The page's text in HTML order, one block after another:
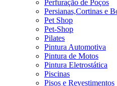
Perfuração de Poços
Persianas,Cortinas e
Pet Shop
Pet-Shop
Pilates
Pintura Automotiva
Pintura de Motos
Pintura Eletrostática
Piscinas
Pisos e Revestimentos